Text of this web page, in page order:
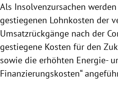
Als Insolvenzursachen
gestiegenen Lohnkosten der
Umsatzrückgänge nach der
gestiegene Kosten für den
sowie die erhöhten Energie-
Finanzierungskosten“